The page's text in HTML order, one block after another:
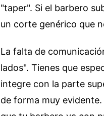
"taper". Si el barbero
un corte genérico que
La falta de
lados". Tienes que
integre con la parte
de forma muy